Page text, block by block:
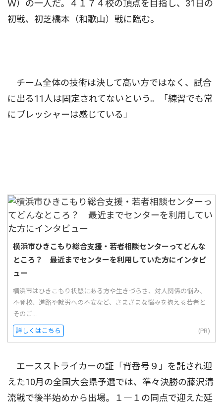
Ｗ）の一人だ。４１７４校の頂点を目指し、31日の
初戦、初芝橋本（和歌山）戦に臨む。
チーム全体の技術は決して高い方ではなく、試合
に出る11人は固定されてないという。「練習でも常
にプレッシャーは感じている」
横浜市ひきこもり総合支援・若者相談センターってどんな
ところ？ 最近までセンターを利用していた方にインタビ
ュー
横浜市はひきこもり状態にある方や生きづらさ、対人関係の悩み、
不登校、進路や就労への不安など、さまざまな悩みを抱える若者と
そのご...
詳しくはこちら (PR)
エースストライカーの証「背番号９」を託され迎
えた10月の全国大会県予選では、準々決勝の藤沢清
流戦で後半始めから出場。１―１の同点で迎えた延